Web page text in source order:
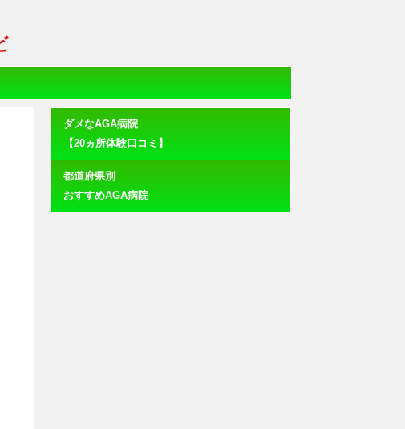
ダメなAGA病院
【20ヵ所体験口コミ】
都道府県別
おすすめAGA病院